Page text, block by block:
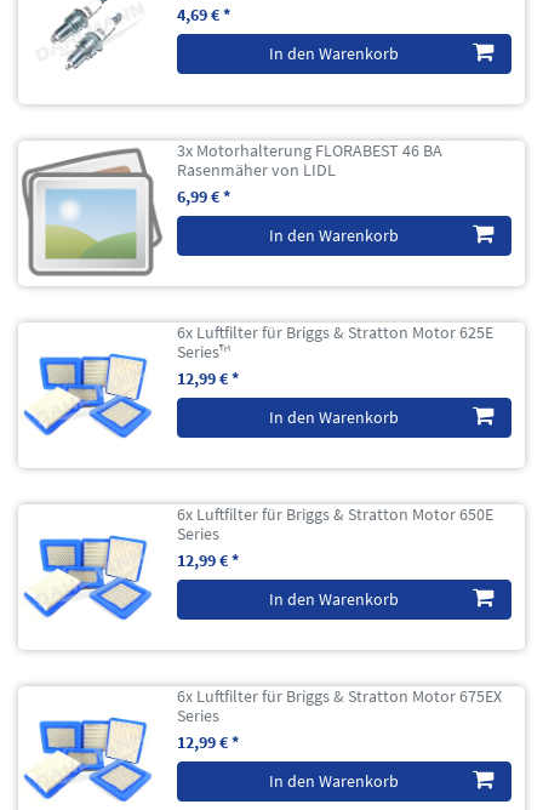
4,69 € *
In den Warenkorb
3x Motorhalterung FLORABEST 46 BA
Rasenmäher von LIDL
6,99 € *
In den Warenkorb
6x Luftfilter für Briggs & Stratton Motor 625E
Series™
12,99 € *
In den Warenkorb
6x Luftfilter für Briggs & Stratton Motor 650E
Series
12,99 € *
In den Warenkorb
6x Luftfilter für Briggs & Stratton Motor 675EX
Series
12,99 € *
In den Warenkorb